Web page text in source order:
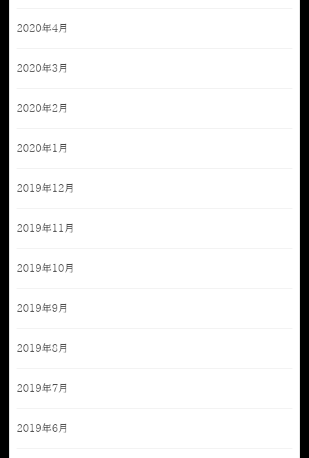
2020年4月
2020年3月
2020年2月
2020年1月
2019年12月
2019年11月
2019年10月
2019年9月
2019年8月
2019年7月
2019年6月